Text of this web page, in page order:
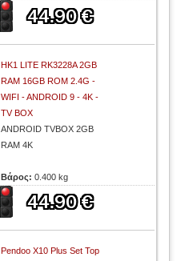
HK1 LITE RK3228A 2GB
RAM 16GB ROM 2.4G -
WIFI - ANDROID 9 - 4K -
TV BOX
ANDROID TVBOX 2GB
RAM 4K
Βάρος:0.400 kg
Pendoo X10 Plus Set Top